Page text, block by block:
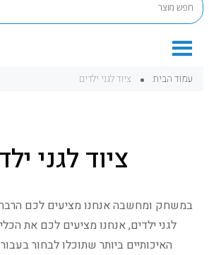
עמוד הבית ציוד לגני ילדים
ציוד לגני
במשחק ומחשבה אנחנו מציעים לכם
לגני ילדים, אנחנו מציעים לכם את
האיכותיים ביותר שתוכלו לבחור בעבור